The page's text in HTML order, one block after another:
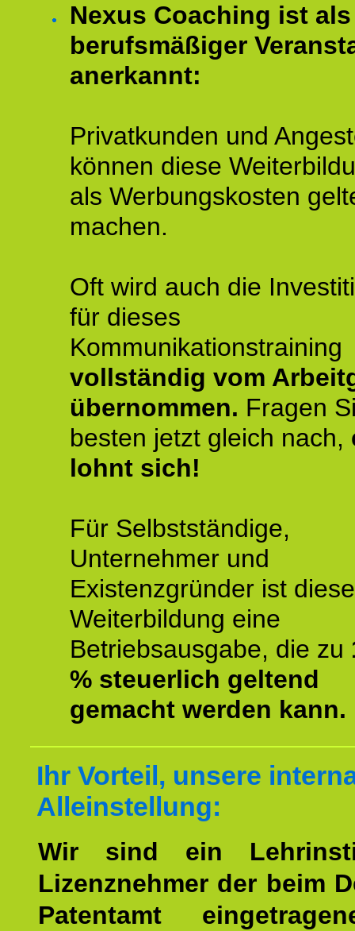
Nexus Coaching ist als
berufsmäßiger
anerkannt:
Privatkunden und
können diese
als Werbungskosten
machen.
Oft wird auch die
für dieses
Kommunikationstraining
vollständig vom
übernommen. Fragen
besten jetzt gleich nach,
lohnt sich!
Für Selbstständige,
Unternehmer und
Existenzgründer ist diese
Weiterbildung eine
Betriebsausgabe, die zu
% steuerlich geltend
gemacht werden kann.
Ihr Vorteil, unsere
Alleinstellung:
Wir sind ein
Lizenznehmer der beim
Patentamt